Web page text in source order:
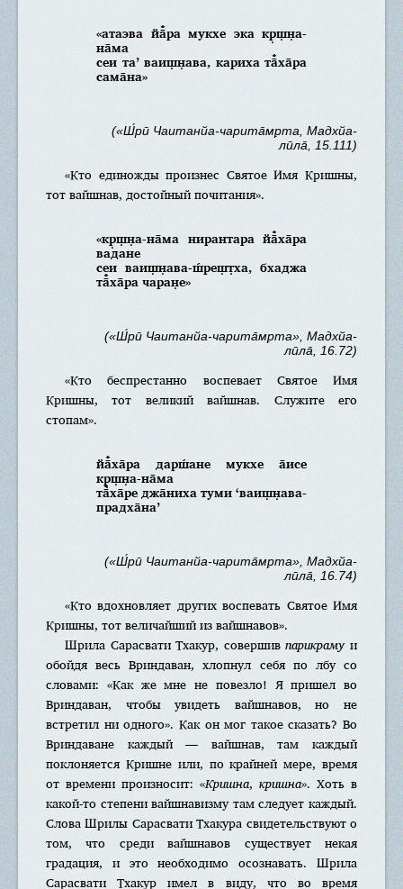
«атаэва йа̄̐ра мукхе эка кр̣ш̣н̣а-
на̄ма
сеи та’ ваиш̣н̣ава, кариха та̄̐ха̄ра
сама̄на»
(«Ш́рӣ Чаитанйа-чарита̄мр̣та, Мадхйа-
лӣла̄, 15.111)
«Кто единожды произнес Святое Имя Кришны,
тот вайшнав, достойный почитания».
«кр̣ш̣н̣а-на̄ма нирантара йа̄̐ха̄ра
вадане
сеи ваиш̣н̣ава-ш́реш̣т̣ха, бхаджа
та̄̐ха̄ра чаран̣е»
(«Ш́рӣ Чаитанйа-чарита̄мр̣та», Мадхйа-
лӣла̄, 16.72)
«Кто беспрестанно воспевает Святое Имя
Кришны, тот великий вайшнав. Служите его
стопам».
йа̄̐ха̄ра дарш́ане мукхе а̄исе
кр̣ш̣н̣а-на̄ма
та̄̐ха̄ре джа̄ниха туми ‘ваиш̣н̣ава-
прадха̄на’
(«Ш́рӣ Чаитанйа-чарита̄мр̣та», Мадхйа-
лӣла̄, 16.74)
«Кто вдохновляет других воспевать Святое Имя
Кришны, тот величайший из вайшнавов».
Шрила Сарасвати Тхакур, совершивпарикрамуи
обойдя весь Вриндаван, хлопнул себя по лбу со
словами: «Как же мне не повезло! Я пришел во
Вриндаван, чтобы увидеть вайшнавов, но не
встретил ни одного». Как он мог такое сказать? Во
Вриндаване каждый — вайшнав, там каждый
поклоняется Кришне или, по крайней мере, время
от времени произносит: «Кришна, кришна». Хоть в
какой-то степени вайшнавизму там следует каждый.
Слова Шрилы Сарасвати Тхакура свидетельствуют о
том, что среди вайшнавов существует некая
градация, и это необходимо осознавать. Шрила
Сарасвати Тхакур имел в виду, что во время